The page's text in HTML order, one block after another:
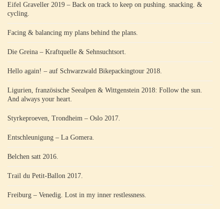
Eifel Graveller 2019 – Back on track to keep on pushing. snacking. &
cycling.
Facing & balancing my plans behind the plans.
Die Greina – Kraftquelle & Sehnsuchtsort.
Hello again! – auf Schwarzwald Bikepackingtour 2018.
Ligurien, französische Seealpen & Wittgenstein 2018: Follow the sun.
And always your heart.
Styrkeproeven, Trondheim – Oslo 2017.
Entschleunigung – La Gomera.
Belchen satt 2016.
Trail du Petit-Ballon 2017.
Freiburg – Venedig. Lost in my inner restlessness.